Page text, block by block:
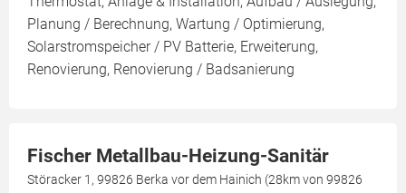
Planung / Berechnung, Wartung / Optimierung,
Solarstromspeicher / PV Batterie, Erweiterung,
Renovierung, Renovierung / Badsanierung
Fischer Metallbau-Heizung-Sanitär
Störacker 1, 99826 Berka vor dem Hainich (28km von 99826